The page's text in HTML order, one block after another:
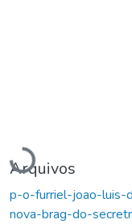
Carregando...
Arquivos
p-o-furriel-joao-luis-
nova-brag-do-